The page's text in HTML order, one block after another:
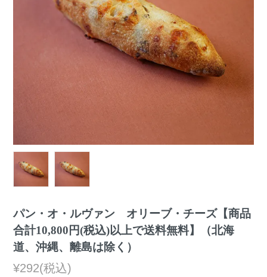
パン・オ・ルヴァン オリーブ・チーズ【商品
合計10,800円(税込)以上で送料無料】（北海
道、沖縄、離島は除く）
¥292(税込)